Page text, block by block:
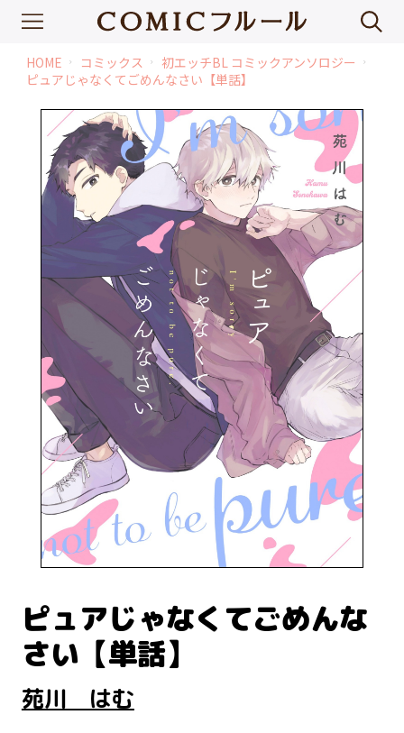
HOME chevron_right コミックス chevron_right 初エッチBL コミックアンソロジー chevron_right
ピュアじゃなくてごめんなさい【単話】
ピュアじゃなくてごめんな
さい【単話】
苑川 はむ